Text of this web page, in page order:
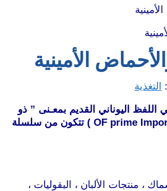
الأمينية
التغذية
اللفظ اليوناني القديم بمعـنى ” ذو
أهمية قصوى ” (OF prime Importance ) تتكون من سلسلة
، منتجات الألبان ، البقوليات ،